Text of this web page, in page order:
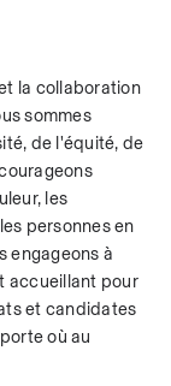
la collaboration
sommes
de l'équité, de
les
personnes en
engageons à
accueillant pour
et candidates
où au